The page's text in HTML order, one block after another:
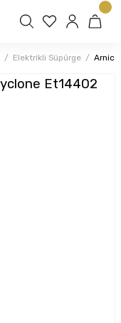
Elektrikli Süpürge